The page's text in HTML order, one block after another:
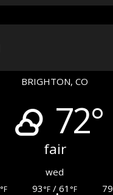
BRIGHTON, CO
72°
fair
wed
°F 93°F/ 61 °F 79